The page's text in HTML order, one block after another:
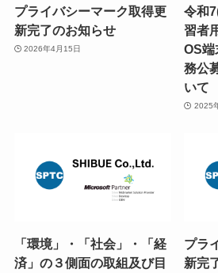
プライバシーマーク取得更
新完了のお知らせ
2026年4月15日
令和
習者
OS端
務公
いて
2025
「環境」・「社会」・「経
済」の３側面の取組及び目
プラ
新完